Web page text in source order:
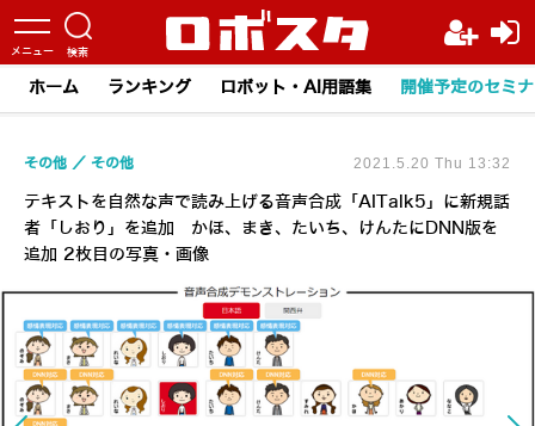
ホーム ランキング ロボット・AI用語集 開催予定のセミ
テキストを自然な声で読み上げる音声合成「AITalk5」に新規話
者「しおり」を追加 かほ、まき、たいち、けんたにDNN版を
追加 2枚目の写真・画像
その他 その他 2021.5.20 Thu 13:32